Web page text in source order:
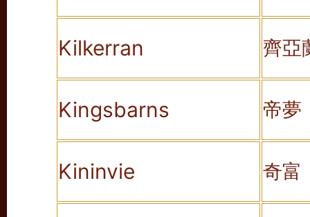
Kilkerran 齊亞
Kingsbarns 帝夢
Kininvie 奇富